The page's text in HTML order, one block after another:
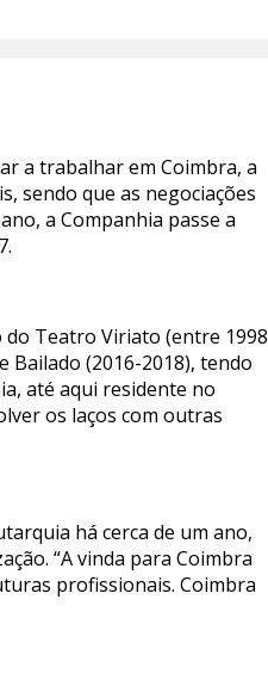
a trabalhar em Coimbra, a
sendo que as negociações
a Companhia passe a
Teatro Viriato (entre 1998
Bailado (2016-2018), tendo
até aqui residente no
os laços com outras
há cerca de um ano,
“A vinda para Coimbra
profissionais. Coimbra